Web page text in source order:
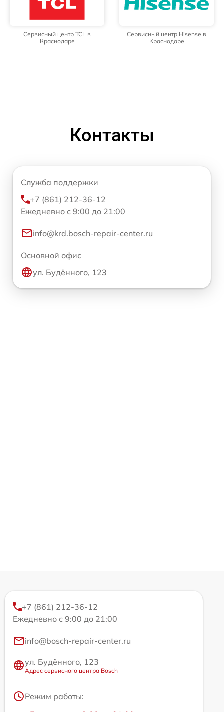
Сервисный центр TCL в
Краснодаре
Сервисный центр Hisense в
Краснодаре
Контакты
Служба поддержки
+7 (861) 212-36-12
Ежедневно с 9:00 до 21:00
info@krd.bosch-repair-center.ru
Основной офис
ул. Будённого, 123
+7 (861) 212-36-12
Ежедневно с 9:00 до 21:00
info@bosch-repair-center.ru
ул. Будённого, 123
Адрес сервисного центра Bosch
Режим работы: